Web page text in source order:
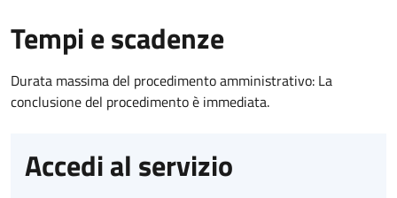
Tempi e scadenze
Durata massima del procedimento amministrativo: La
conclusione del procedimento è immediata.
Accedi al servizio